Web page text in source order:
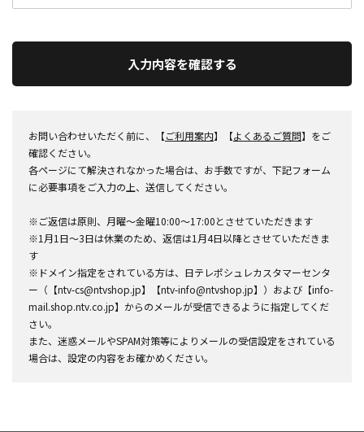
入力内容を確認する
お問い合わせいただく前に、【ご利用案内】【よくあるご質問】をご
確認ください。
各ページにて解決されなかった場合は、お手数ですが、下記フォーム
に必要事項をご入力の上、送信してください。
※ご返信は原則、月曜～金曜10:00～17:00とさせていただきます
※1月1日～3日は休業のため、返信は1月4日以降とさせていただきま
す
※ドメイン指定をされている方は、日テレポシュレカスタマーセンタ
ー（【ntv-cs@ntvshop.jp】【ntv-info@ntvshop.jp】）および【info-
mail.shop.ntv.co.jp】からのメールが受信できるように指定してくだ
さい。
また、迷惑メールやSPAM対策等によりメールの受信設定をされている
場合は、設定の内容をお確かめください。